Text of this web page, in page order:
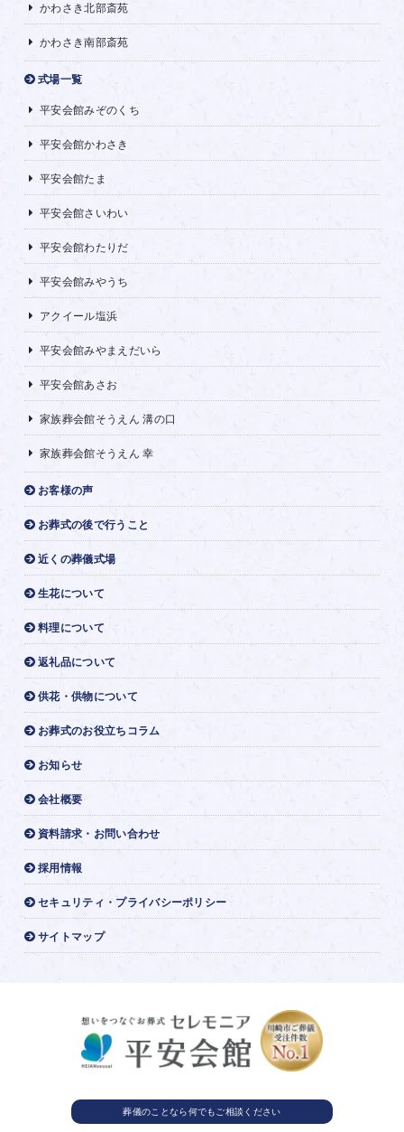
かわさき北部斎苑
かわさき南部斎苑
式場一覧
平安会館みぞのくち
平安会館かわさき
平安会館たま
平安会館さいわい
平安会館わたりだ
平安会館みやうち
アクイール塩浜
平安会館みやまえだいら
平安会館あさお
家族葬会館そうえん 溝の口
家族葬会館そうえん 幸
お客様の声
お葬式の後で行うこと
近くの葬儀式場
生花について
料理について
返礼品について
供花・供物について
お葬式のお役立ちコラム
お知らせ
会社概要
資料請求・お問い合わせ
採用情報
セキュリティ・プライバシーポリシー
サイトマップ
葬儀のことなら何でもご相談ください